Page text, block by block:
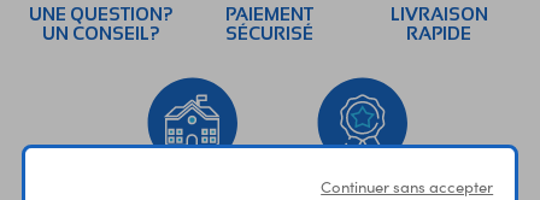
UNE QUESTION?
UN CONSEIL?
PAIEMENT
SÉCURISÉ
LIVRAISON
RAPIDE
Continuer sans accepter